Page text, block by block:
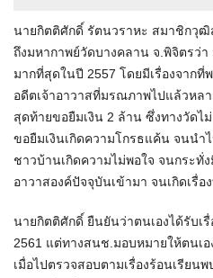
นายกิตติศักดิ์ รัตนวราหะ สมาชิกวุ
ถึงมหากาพย์วัดบางคลาน จ.พิจิตรว่
มากที่สุดในปี 2557 โดยมีเรื่องจากที่
อดีตเจ้าอาวาสที่มรณภาพไปแล้วหล
สุดท้ายขอยืมเงิน 2 ล้าน ซึ่งทางวัดไ
ขอยืมเงินเกิดความโกรธแค้น จนนำ
ชาวบ้านเกิดความไม่พอใจ จนกระทั่
อาวาสองค์ปัจจุบันเข้ามา จนเกิดเรื่
นายกิตติศักดิ์ ยืนยันว่าตนเองได้รับเ
2561 แต่ทางสนช.มอบหมายให้ตนเ
เมื่อไปตรวจสอบตามเรื่องร้อนเรียน